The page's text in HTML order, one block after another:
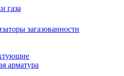
газа
загазованности
арматура